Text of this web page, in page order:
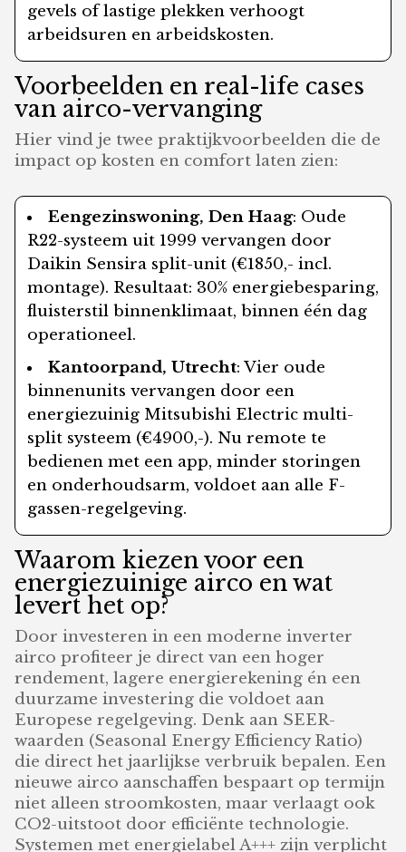
gevels of lastige plekken verhoogt
arbeidsuren en arbeidskosten.
Voorbeelden en real-life cases
van airco-vervanging
Hier vind je twee praktijkvoorbeelden die de
impact op kosten en comfort laten zien:
Eengezinswoning, Den Haag: Oude
R22-systeem uit 1999 vervangen door
Daikin Sensira split-unit (€1850,- incl.
montage). Resultaat: 30% energiebesparing,
fluisterstil binnenklimaat, binnen één dag
operationeel.
Kantoorpand, Utrecht: Vier oude
binnenunits vervangen door een
energiezuinig Mitsubishi Electric multi-
split systeem (€4900,-). Nu remote te
bedienen met een app, minder storingen
en onderhoudsarm, voldoet aan alle F-
gassen-regelgeving.
Waarom kiezen voor een
energiezuinige airco en wat
levert het op?
Door investeren in een moderne inverter
airco profiteer je direct van een hoger
rendement, lagere energierekening én een
duurzame investering die voldoet aan
Europese regelgeving. Denk aan SEER-
waarden (Seasonal Energy Efficiency Ratio)
die direct het jaarlijkse verbruik bepalen. Een
nieuwe airco aanschaffen bespaart op termijn
niet alleen stroomkosten, maar verlaagt ook
CO2-uitstoot door efficiënte technologie.
Systemen met energielabel A+++ zijn verplicht